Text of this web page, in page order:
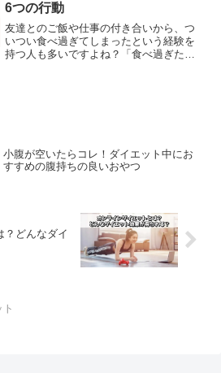
6つの行動
友達とのご飯や仕事の付き合いから、つ
いつい食べ過ぎてしまったという経験を
持つ人も多いですよね？「食べ過ぎたか
小腹が空いたらコレ！ダイエット中にお
すすめの腹持ちの良いおやつ
？どんなダイ